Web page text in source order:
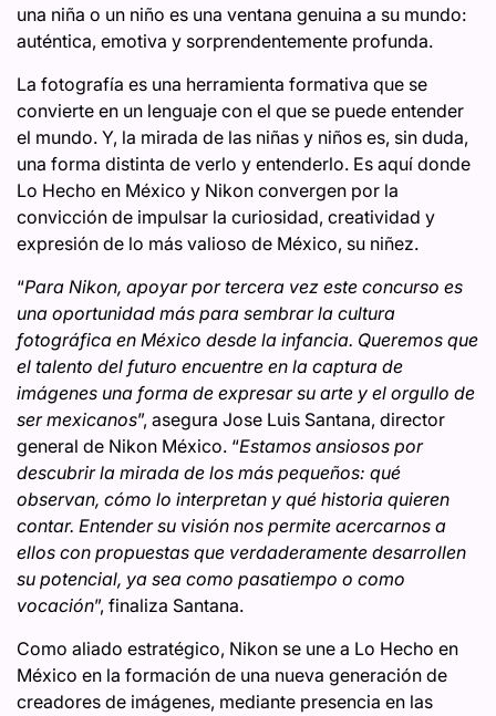
una niña o un niño es una ventana genuina a su mundo:
auténtica, emotiva y sorprendentemente profunda.
La fotografía es una herramienta formativa que se
convierte en un lenguaje con el que se puede entender
el mundo. Y, la mirada de las niñas y niños es, sin duda,
una forma distinta de verlo y entenderlo. Es aquí donde
Lo Hecho en México y Nikon convergen por la
convicción de impulsar la curiosidad, creatividad y
expresión de lo más valioso de México, su niñez.
“Para Nikon, apoyar por tercera vez este concurso es
una oportunidad más para sembrar la cultura
fotográfica en México desde la infancia. Queremos que
el talento del futuro encuentre en la captura de
imágenes una forma de expresar su arte y el orgullo de
ser mexicanos”, asegura Jose Luis Santana, director
general de Nikon México. “Estamos ansiosos por
descubrir la mirada de los más pequeños: qué
observan, cómo lo interpretan y qué historia quieren
contar. Entender su visión nos permite acercarnos a
ellos con propuestas que verdaderamente desarrollen
su potencial, ya sea como pasatiempo o como
vocación”, finaliza Santana.
Como aliado estratégico, Nikon se une a Lo Hecho en
México en la formación de una nueva generación de
creadores de imágenes, mediante presencia en las